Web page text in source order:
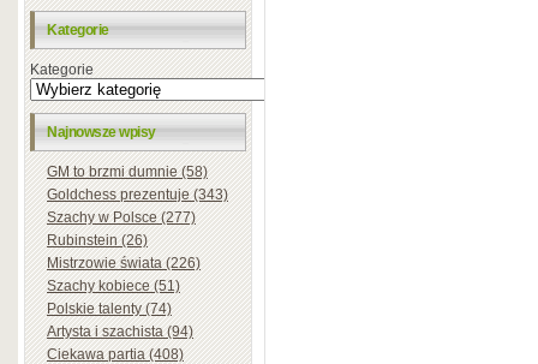
Kategorie
Kategorie
Najnowsze wpisy
GM to brzmi dumnie (58)
Goldchess prezentuje (343)
Szachy w Polsce (277)
Rubinstein (26)
Mistrzowie świata (226)
Szachy kobiece (51)
Polskie talenty (74)
Artysta i szachista (94)
Ciekawa partia (408)